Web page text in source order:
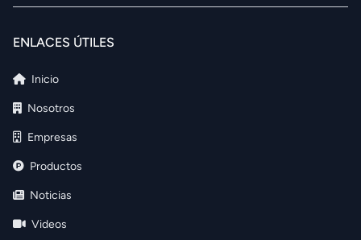
ENLACES ÚTILES
Inicio
Nosotros
Empresas
Productos
Noticias
Videos